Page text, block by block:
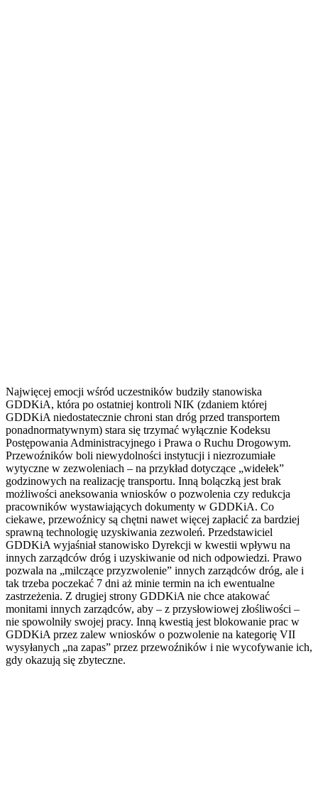
Najwięcej emocji wśród uczestników budziły stanowiska
GDDKiA, która po ostatniej kontroli NIK (zdaniem której
GDDKiA niedostatecznie chroni stan dróg przed transportem
ponadnormatywnym) stara się trzymać wyłącznie Kodeksu
Postępowania Administracyjnego i Prawa o Ruchu Drogowym.
Przewoźników boli niewydolności instytucji i niezrozumiałe
wytyczne w zezwoleniach – na przykład dotyczące „widełek”
godzinowych na realizację transportu. Inną bolączką jest brak
możliwości aneksowania wniosków o pozwolenia czy redukcja
pracowników wystawiających dokumenty w GDDKiA. Co
ciekawe, przewoźnicy są chętni nawet więcej zapłacić za bardziej
sprawną technologię uzyskiwania zezwoleń. Przedstawiciel
GDDKiA wyjaśniał stanowisko Dyrekcji w kwestii wpływu na
innych zarządców dróg i uzyskiwanie od nich odpowiedzi. Prawo
pozwala na „milczące przyzwolenie” innych zarządców dróg, ale i
tak trzeba poczekać 7 dni aż minie termin na ich ewentualne
zastrzeżenia. Z drugiej strony GDDKiA nie chce atakować
monitami innych zarządców, aby – z przysłowiowej złośliwości –
nie spowolniły swojej pracy. Inną kwestią jest blokowanie prac w
GDDKiA przez zalew wniosków o pozwolenie na kategorię VII
wysyłanych „na zapas” przez przewoźników i nie wycofywanie ich,
gdy okazują się zbyteczne.